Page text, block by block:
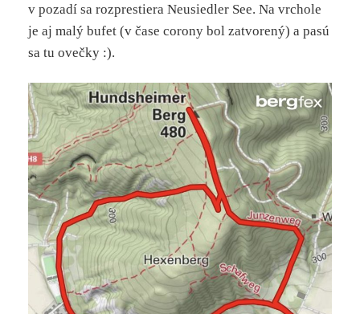
v pozadí sa rozprestiera Neusiedler See. Na vrchole
je aj malý bufet (v čase corony bol zatvorený) a pasú
sa tu ovečky :).